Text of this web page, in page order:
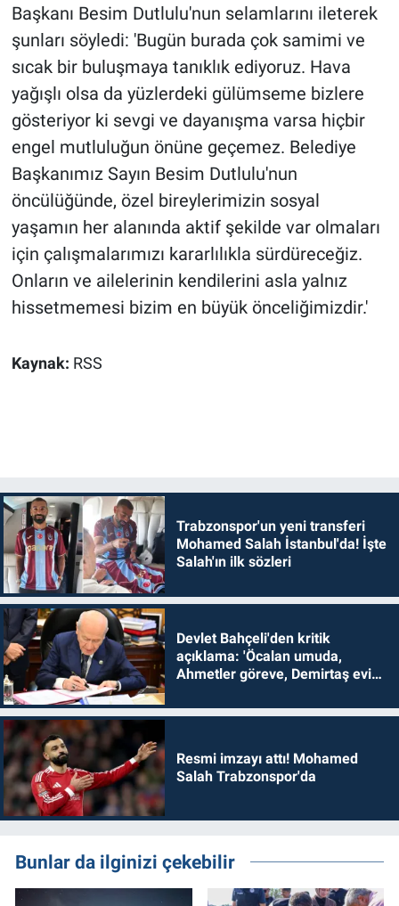
Başkanı Besim Dutlulu'nun selamlarını ileterek
şunları söyledi: 'Bugün burada çok samimi ve
sıcak bir buluşmaya tanıklık ediyoruz. Hava
yağışlı olsa da yüzlerdeki gülümseme bizlere
gösteriyor ki sevgi ve dayanışma varsa hiçbir
engel mutluluğun önüne geçemez. Belediye
Başkanımız Sayın Besim Dutlulu'nun
öncülüğünde, özel bireylerimizin sosyal
yaşamın her alanında aktif şekilde var olmaları
için çalışmalarımızı kararlılıkla sürdüreceğiz.
Onların ve ailelerinin kendilerini asla yalnız
hissetmemesi bizim en büyük önceliğimizdir.'
Kaynak: RSS
Trabzonspor'un yeni transferi
Mohamed Salah İstanbul'da! İşte
Salah'ın ilk sözleri
Devlet Bahçeli'den kritik
açıklama: 'Öcalan umuda,
Ahmetler göreve, Demirtaş evine
Resmi imzayı attı! Mohamed
Salah Trabzonspor'da
Bunlar da ilginizi çekebilir